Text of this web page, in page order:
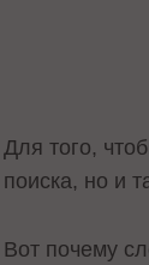
Для того,
поиска, но и
Вот почему